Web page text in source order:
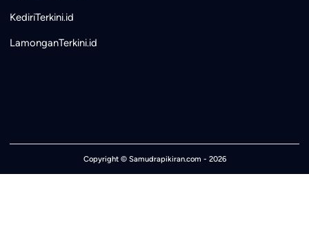
KediriTerkini.id
LamonganTerkini.id
Copyright © Samudrapikiran.com - 2026